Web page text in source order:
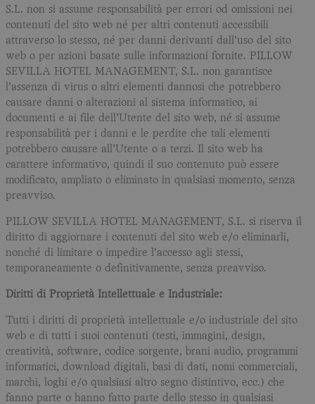
S.L. non si assume responsabilità per errori od omissioni nei
contenuti del sito web né per altri contenuti accessibili
attraverso lo stesso, né per danni derivanti dall’uso del sito
web o per azioni basate sulle informazioni fornite. PILLOW
SEVILLA HOTEL MANAGEMENT, S.L. non garantisce
l’assenza di virus o altri elementi dannosi che potrebbero
causare danni o alterazioni al sistema informatico, ai
documenti e ai file dell’Utente del sito web, né si assume
responsabilità per i danni e le perdite che tali elementi
potrebbero causare all’Utente o a terzi. Il sito web ha
carattere informativo, quindi il suo contenuto può essere
modificato, ampliato o eliminato in qualsiasi momento, senza
preavviso.
PILLOW SEVILLA HOTEL MANAGEMENT, S.L. si riserva il
diritto di aggiornare i contenuti del sito web e/o eliminarli,
nonché di limitare o impedire l’accesso agli stessi,
temporaneamente o definitivamente, senza preavviso.
Diritti di Proprietà Intellettuale e Industriale:
Tutti i diritti di proprietà intellettuale e/o industriale del sito
web e di tutti i suoi contenuti (testi, immagini, design,
creatività, software, codice sorgente, brani audio, programmi
informatici, download digitali, basi di dati, nomi commerciali,
marchi, loghi e/o qualsiasi altro segno distintivo, ecc.) che
fanno parte o hanno fatto parte dello stesso in qualsiasi